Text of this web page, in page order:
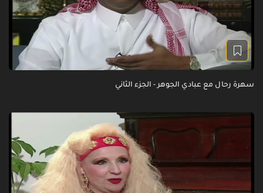
سهرة رحال مع عبادي الجوهر - الجزء الثاني